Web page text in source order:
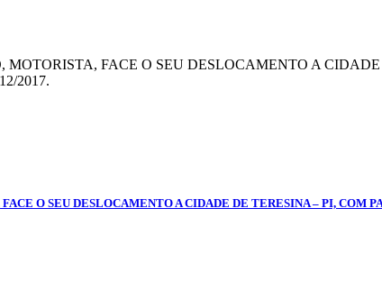
FACE O SEU DESLOCAMENTO A
2017.
O SEU DESLOCAMENTO A CIDADE DE TERESINA – PI, COM